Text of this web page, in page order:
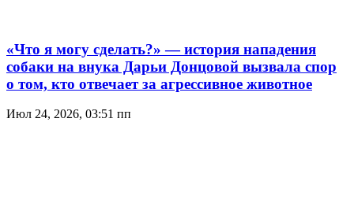
«Что я могу сделать?» — история нападения
собаки на внука Дарьи Донцовой вызвала спор
о том, кто отвечает за агрессивное животное
Июл 24, 2026, 03:51 пп